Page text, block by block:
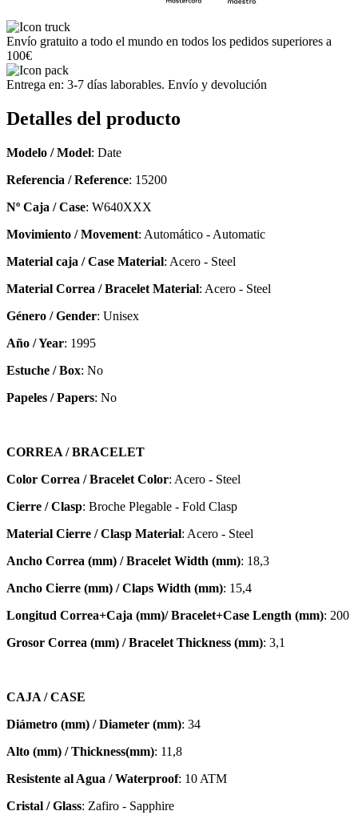
Envío gratuito a todo el mundo en todos los pedidos superiores a
100€
Entrega en: 3-7 días laborables. Envío y devolución
Detalles del producto
Modelo / Model: Date
Referencia / Reference: 15200
Nº Caja / Case: W640XXX
Movimiento / Movement: Automático - Automatic
Material caja / Case Material: Acero - Steel
Material Correa / Bracelet Material: Acero - Steel
Género / Gender: Unisex
Año / Year: 1995
Estuche / Box: No
Papeles / Papers: No
CORREA / BRACELET
Color Correa / Bracelet Color: Acero - Steel
Cierre / Clasp: Broche Plegable - Fold Clasp
Material Cierre / Clasp Material: Acero - Steel
Ancho Correa (mm) / Bracelet Width (mm): 18,3
Ancho Cierre (mm) / Claps Width (mm): 15,4
Longitud Correa+Caja (mm)/ Bracelet+Case Length (mm): 200
Grosor Correa (mm) / Bracelet Thickness (mm): 3,1
CAJA / CASE
Diámetro (mm) / Diameter (mm): 34
Alto (mm) / Thickness(mm): 11,8
Resistente al Agua / Waterproof: 10 ATM
Cristal / Glass: Zafiro - Sapphire